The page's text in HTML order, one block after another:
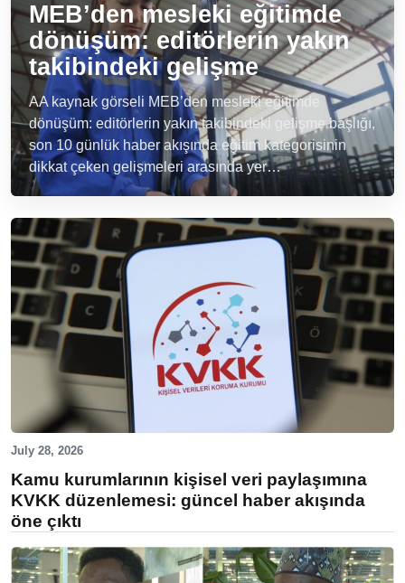
MEB’den mesleki eğitimde
dönüşüm: editörlerin yakın
takibindeki gelişme
AA kaynak görseli MEB’den mesleki eğitimde
dönüşüm: editörlerin yakın takibindeki gelişme başlığı,
son 10 günlük haber akışında eğitim kategorisinin
dikkat çeken gelişmeleri arasında yer…
July 28, 2026
Kamu kurumlarının kişisel veri paylaşımına
KVKK düzenlemesi: güncel haber akışında
öne çıktı